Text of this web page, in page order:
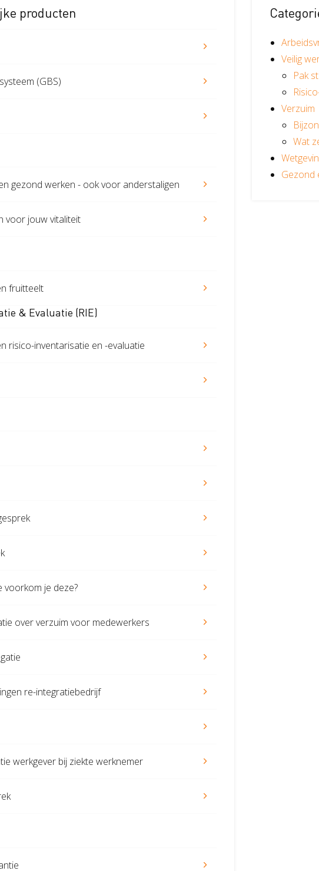
Zorgboerderij
producten
(GBS)
gezond werken - ook voor anderstaligen
voor jouw vitaliteit
fruitteelt
& Evaluatie (RIE)
risico-inventarisatie en -evaluatie
je deze?
over verzuim voor medewerkers
re-integratiebedrijf
werkgever bij ziekte werknemer
Veilig
Pak
Verzuim
Wat
Gezond